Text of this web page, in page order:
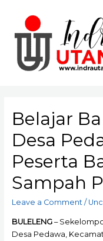
content
Belajar
Desa
Peserta
Sampah
Leave a Comment /
BULELENG–
Desa Pedawa,